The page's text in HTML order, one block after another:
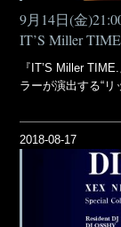
9月14日(金
IT’S Miller
『IT’S Miller
ラーが演出する“
2018-08-17